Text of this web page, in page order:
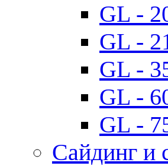
GL -
GL -
GL -
GL -
GL -
Сайдинг и